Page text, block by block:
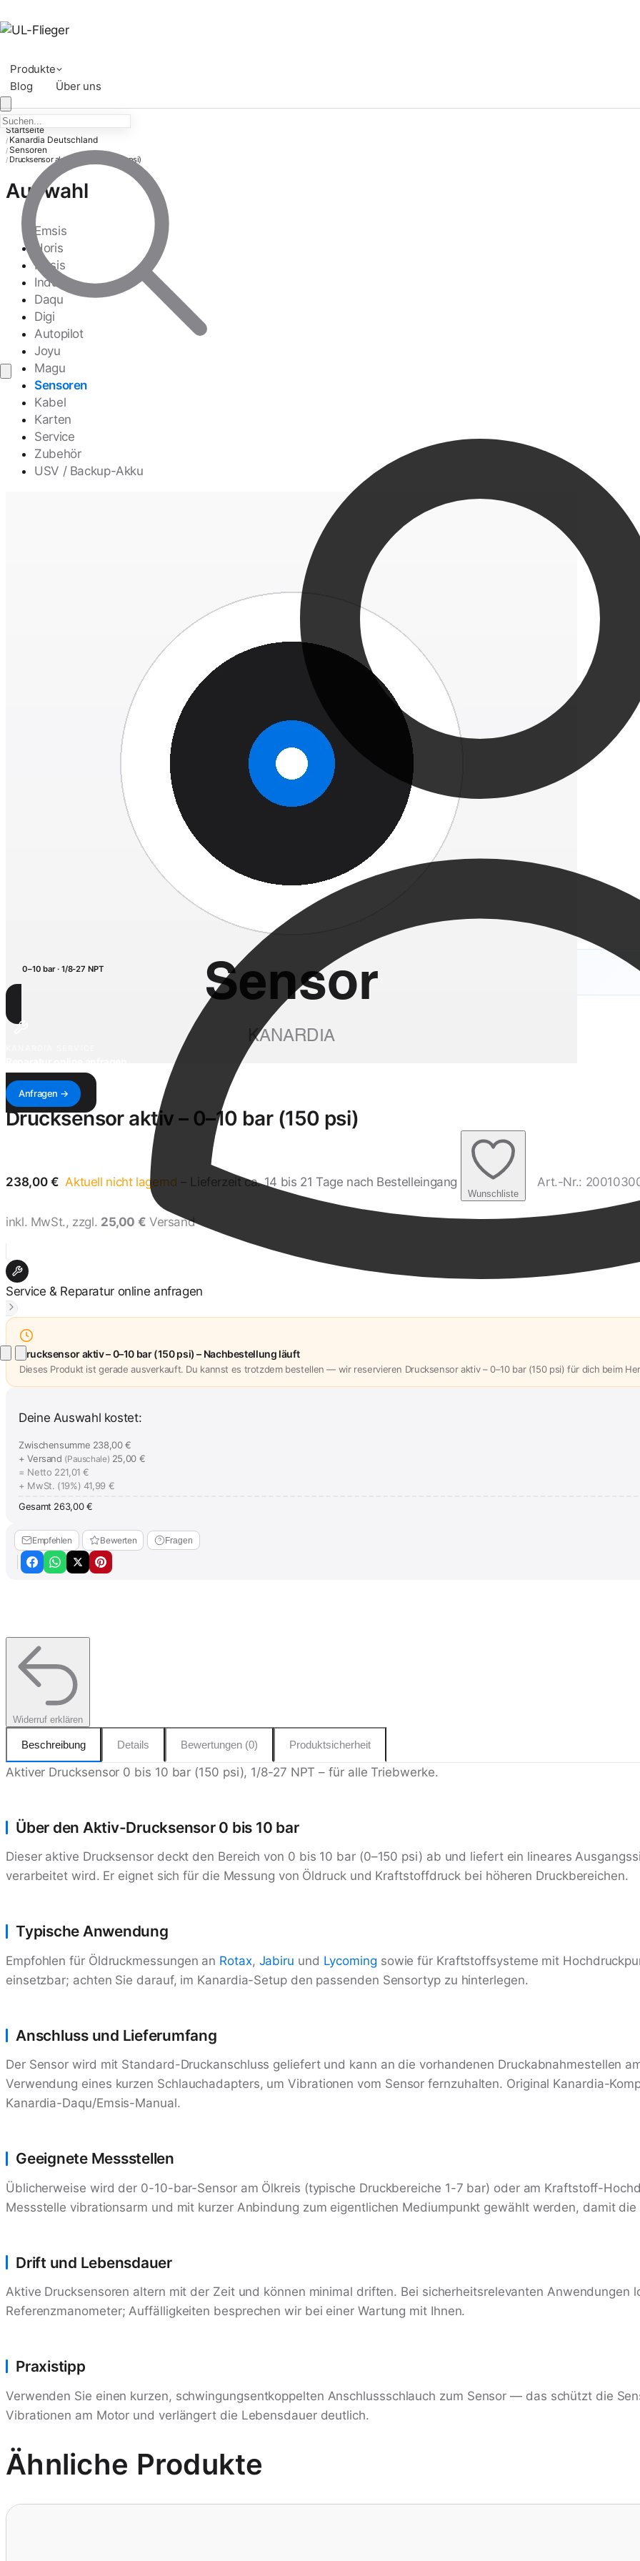
Produkte
Blog
Über uns
Startseite
/ Kanardia Deutschland
/ Sensoren
/ Drucksensor aktiv – 0–10 bar (150 psi)
Auswahl
Emsis
Horis
Nesis
Indu
Daqu
Digi
Autopilot
Joyu
Magu
Sensoren
Kabel
Karten
Service
Zubehör
USV / Backup-Akku
0–10 bar · 1/8-27 NPT
Antwort innerhalb von 1–3 Werktagen — mit Kostenvoranschlag & Versandadresse.
Anfragen →
Drucksensor aktiv – 0–10 bar (150 psi)
238,00 € Aktuell nicht lagernd – Lieferzeit ca. 14 bis 21 Tage nach Bestelleingang
Wunschliste
Art.-Nr.:
inkl. MwSt., zzgl. 25,00 € Versand
Service & Reparatur online anfragen
Drucksensor aktiv – 0–10 bar (150 psi) – Nachbestellung läuft
Dieses Produkt ist gerade ausverkauft. Du kannst es trotzdem bestellen — wir reservieren Drucksensor aktiv – 0–10 bar (150 psi) für dich beim
Deine Auswahl kostet:
Zwischensumme 238,00 €
+ Versand (Pauschale) 25,00 €
= Netto 221,01 €
+ MwSt. (19%) 41,99 €
Gesamt 263,00 €
Empfehlen Bewerten Fragen
Widerruf erklären
Beschreibung Details Bewertungen (0) Produktsicherheit
Aktiver Drucksensor 0 bis 10 bar (150 psi), 1/8-27 NPT – für alle Triebwerke.
Über den Aktiv-Drucksensor 0 bis 10 bar
Dieser aktive Drucksensor deckt den Bereich von 0 bis 10 bar (0–150 psi) ab und liefert ein lineares
verarbeitet wird. Er eignet sich für die Messung von Öldruck und Kraftstoffdruck bei höheren Druckbereichen.
Typische Anwendung
Empfohlen für Öldruckmessungen an Rotax, Jabiru und Lycoming sowie für Kraftstoffsysteme mit
einsetzbar; achten Sie darauf, im Kanardia-Setup den passenden Sensortyp zu hinterlegen.
Anschluss und Lieferumfang
Der Sensor wird mit Standard-Druckanschluss geliefert und kann an die vorhandenen Druckabnahmestellen
Verwendung eines kurzen Schlauchadapters, um Vibrationen vom Sensor fernzuhalten. Original Kanardia-
Kanardia-Daqu/Emsis-Manual.
Geeignete Messstellen
Üblicherweise wird der 0-10-bar-Sensor am Ölkreis (typische Druckbereiche 1-7 bar) oder am Kraftstoff-
Messstelle vibrationsarm und mit kurzer Anbindung zum eigentlichen Mediumpunkt gewählt werden, damit
Drift und Lebensdauer
Aktive Drucksensoren altern mit der Zeit und können minimal driften. Bei sicherheitsrelevanten Anwendungen
Referenzmanometer; Auffälligkeiten besprechen wir bei einer Wartung mit Ihnen.
Praxistipp
Verwenden Sie einen kurzen, schwingungsentkoppelten Anschlussschlauch zum Sensor — das schützt die
Vibrationen am Motor und verlängert die Lebensdauer deutlich.
Ähnliche Produkte